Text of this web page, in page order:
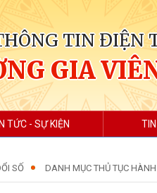
TIN ĐIỆN
GIA
TỨC - SỰ KIỆN
SỐ DANH MỤC THỦ TỤC